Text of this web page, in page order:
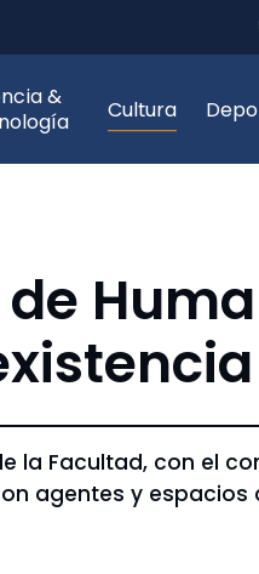
&
Cultura
la Facultad, con el
agentes y